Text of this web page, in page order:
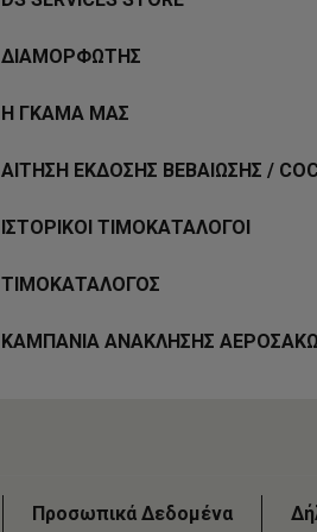
ΔΙΑΜΟΡΦΩΤΗΣ
Η ΓΚΑΜΑ ΜΑΣ
ΑΙΤΗΣΗ ΕΚΔΟΣΗΣ ΒΕΒΑΙΩΣΗΣ / COC
ΙΣΤΟΡΙΚΟΙ ΤΙΜΟΚΑΤΑΛΟΓΟΙ
ΤΙΜΟΚΑΤΑΛΟΓΟΣ
ΚΑΜΠΑΝΙΑ ΑΝΑΚΛΗΣΗΣ
Προσωπικά Δεδομένα